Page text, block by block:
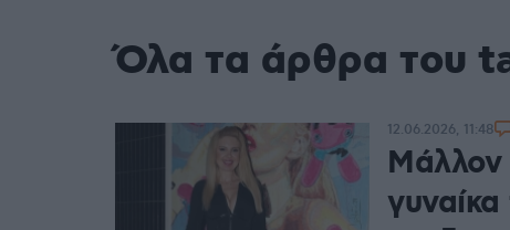
Όλα τα άρθρα του
Μάλλον
12.06.2026, 11:48